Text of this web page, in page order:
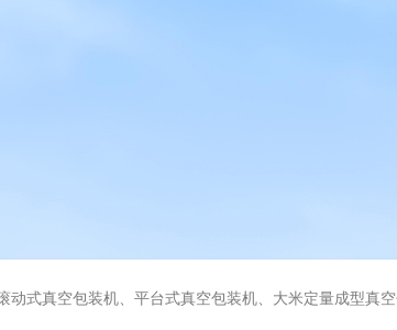
机、平台式真空包装机、大米定量成型真空包装机、果蔬清洗机、风干机、巴氏灭菌